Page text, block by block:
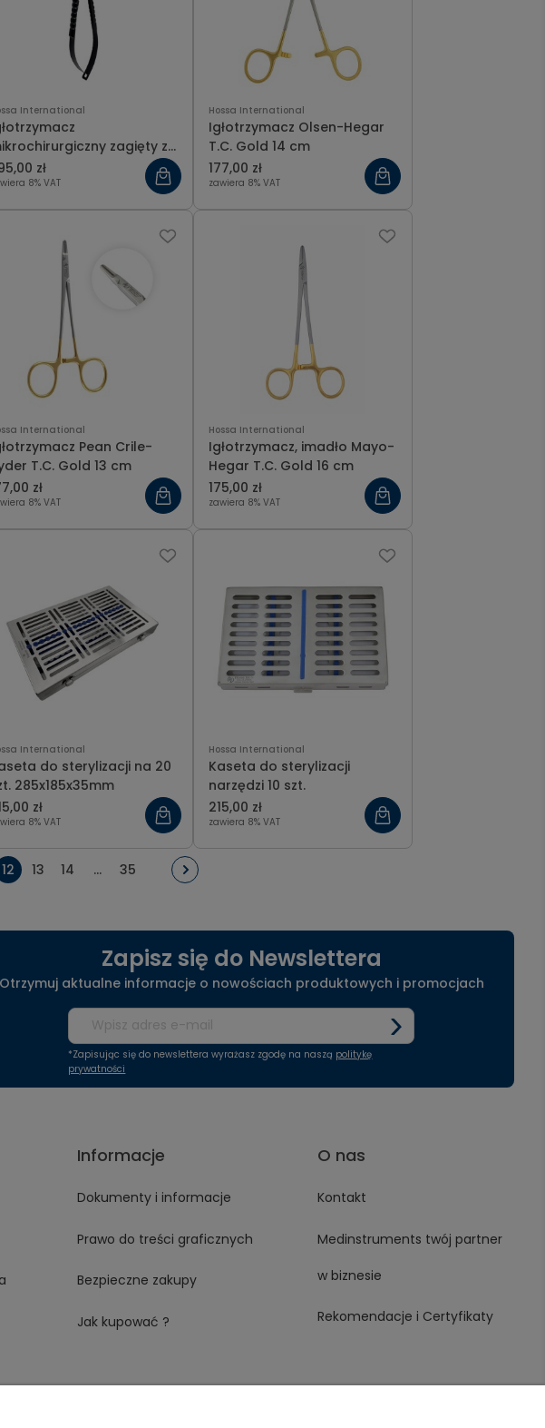
International
zagięty z
ceramiczną
T.C. Gold 18 cm
zł
8% VAT
Hossa International
Igłotrzymacz Olsen-Hegar
T.C. Gold 14 cm
177,00 zł
zawiera 8% VAT
International
Pean Crile-
T.C. Gold 13 cm
zł
8% VAT
Hossa International
Igłotrzymacz, imadło Mayo-
Hegar T.C. Gold 16 cm
175,00 zł
zawiera 8% VAT
International
do sterylizacji na 20
285x185x35mm
zł
8% VAT
Hossa International
Kaseta do sterylizacji
narzędzi 10 szt.
215,00 zł
zawiera 8% VAT
12 13 14 ... 35
Zapisz się do Newslettera
Otrzymuj aktualne informacje o nowościach produktowych i promocjach
*Zapisując się do newslettera wyrażasz zgodę na naszą politykę
prywatności
Informacje
Dokumenty i informacje
Prawo do treści graficznych
Bezpieczne zakupy
Jak kupować ?
O nas
Kontakt
Medinstruments twój partner
w biznesie
Rekomendacje i Certyfikaty